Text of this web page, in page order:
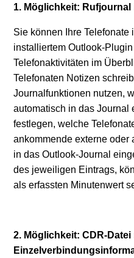
SwyxIt! 12: Aktualisierte
Weitere anzeigen
1. Möglichkeit: Rufjournal
Sie können Ihre Telefonate
installiertem Outlook-
Telefonaktivitäten im
Telefonaten Notizen
Journalfunktionen nutzen,
automatisch in das Journal
festlegen, welche
ankommende externe oder
in das Outlook-Journal
des jeweiligen Eintrags,
als erfassten Minutenwert
2. Möglichkeit: CDR-Datei